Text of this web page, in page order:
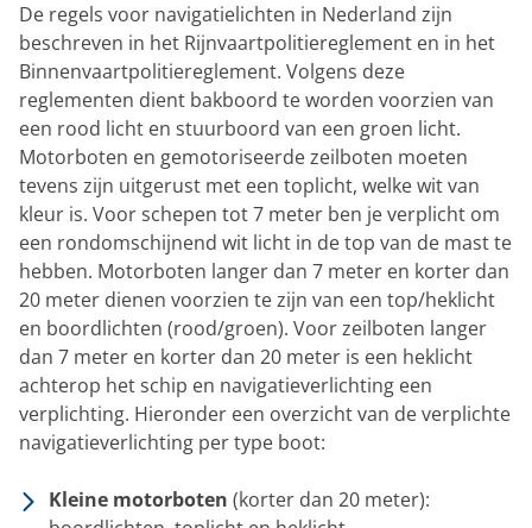
De regels voor navigatielichten in Nederland zijn
beschreven in het Rijnvaartpolitiereglement en in het
Binnenvaartpolitiereglement. Volgens deze
reglementen dient bakboord te worden voorzien van
een rood licht en stuurboord van een groen licht.
Motorboten en gemotoriseerde zeilboten moeten
tevens zijn uitgerust met een toplicht, welke wit van
kleur is. Voor schepen tot 7 meter ben je verplicht om
een rondomschijnend wit licht in de top van de mast te
hebben. Motorboten langer dan 7 meter en korter dan
20 meter dienen voorzien te zijn van een top/heklicht
en boordlichten (rood/groen). Voor zeilboten langer
dan 7 meter en korter dan 20 meter is een heklicht
achterop het schip en navigatieverlichting een
verplichting. Hieronder een overzicht van de verplichte
navigatieverlichting per type boot:
Kleine motorboten (korter dan 20 meter):